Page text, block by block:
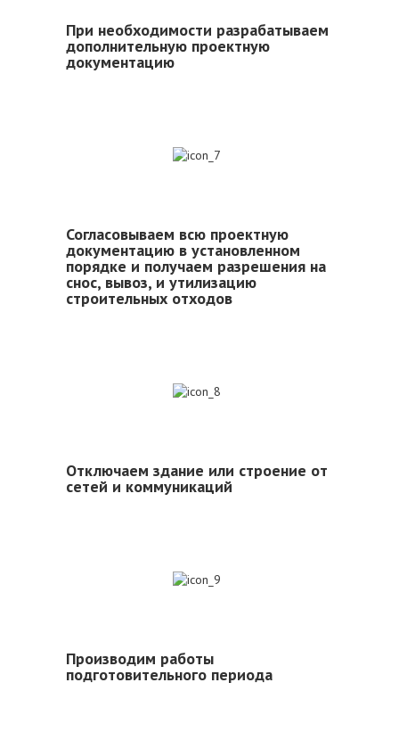
При необходимости разрабатываем
дополнительную проектную
документацию
Согласовываем всю проектную
документацию в установленном
порядке и получаем разрешения на
снос, вывоз, и утилизацию
строительных отходов
Отключаем здание или строение от
сетей и коммуникаций
Производим работы
подготовительного периода